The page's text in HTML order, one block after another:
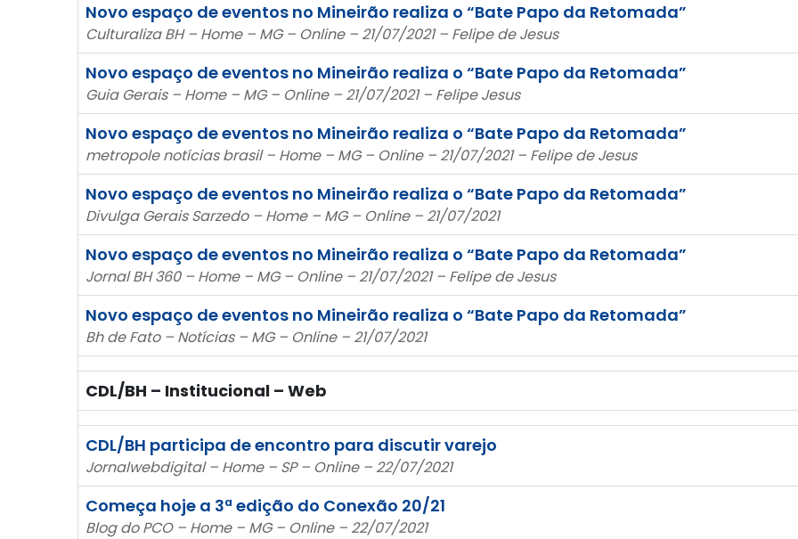
Novo espaço de eventos no Mineirão realiza o “Bate Papo da Retomada”
Culturaliza BH – Home – MG – Online – 21/07/2021 – Felipe de Jesus
Novo espaço de eventos no Mineirão realiza o “Bate Papo da Retomada”
Guia Gerais – Home – MG – Online – 21/07/2021 – Felipe Jesus
Novo espaço de eventos no Mineirão realiza o “Bate Papo da Retomada”
metropole notícias brasil – Home – MG – Online – 21/07/2021 – Felipe de Jesus
Novo espaço de eventos no Mineirão realiza o “Bate Papo da Retomada”
Divulga Gerais Sarzedo – Home – MG – Online – 21/07/2021
Novo espaço de eventos no Mineirão realiza o “Bate Papo da Retomada”
Jornal BH 360 – Home – MG – Online – 21/07/2021 – Felipe de Jesus
Novo espaço de eventos no Mineirão realiza o “Bate Papo da Retomada”
Bh de Fato – Notícias – MG – Online – 21/07/2021
CDL/BH – Institucional – Web
CDL/BH participa de encontro para discutir varejo
Jornalwebdigital – Home – SP – Online – 22/07/2021
Começa hoje a 3ª edição do Conexão 20/21
Blog do PCO – Home – MG – Online – 22/07/2021